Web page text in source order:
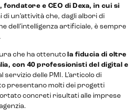
fondatore e CEO di Dexa, in cui si
di un’attività che, dagli albori di
dell’intelligenza artificiale, è sempre
che ha ottenuto la fiducia di oltre
con 40 professionisti del digital e
servizio delle PMI. L’articolo di
presentano molti dei progetti
concreti risultati alle imprese